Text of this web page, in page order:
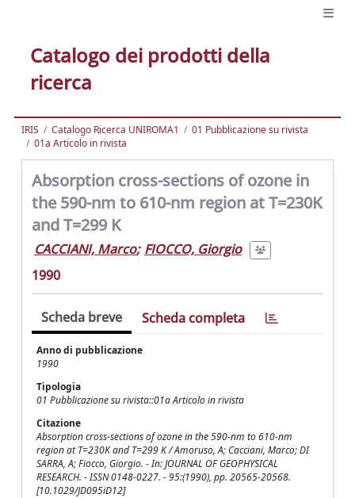
Catalogo dei prodotti della
ricerca
IRIS Catalogo Ricerca UNIROMA1
01 Pubblicazione su rivista
01a Articolo in rivista
Absorption cross-sections of ozone in
the 590-nm to 610-nm region at T=230K
and T=299 K
CACCIANI, Marco; FIOCCO, Giorgio
1990
Scheda breve Scheda completa
Anno di pubblicazione
1990
Tipologia
01 Pubblicazione su rivista::01a Articolo in rivista
Citazione
Absorption cross-sections of ozone in the 590-nm to 610-nm
region at T=230K and T=299 K / Amoruso, A; Cacciani, Marco; DI
SARRA, A; Fiocco, Giorgio. - In: JOURNAL OF GEOPHYSICAL
RESEARCH. - ISSN 0148-0227. - 95:(1990), pp. 20565-20568.
[10.1029/JD095iD12]